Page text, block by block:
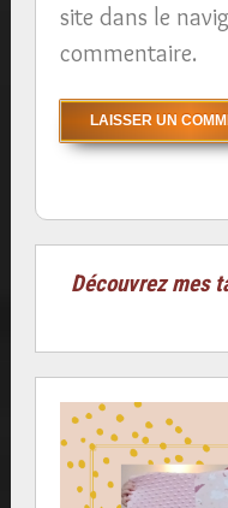
site dans le
commentaire.
Découvrez mes